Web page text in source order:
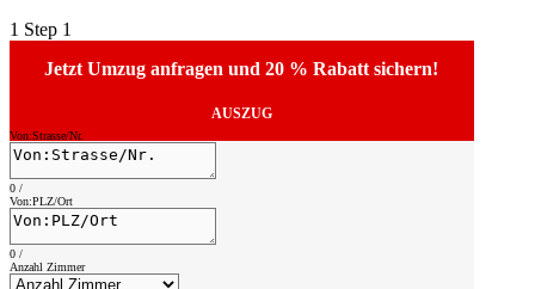
1 Step 1
Jetzt Umzug anfragen und 20 % Rabatt sichern!
AUSZUG
Von:Strasse/Nr.
0 /
Von:PLZ/Ort
0 /
Anzahl Zimmer